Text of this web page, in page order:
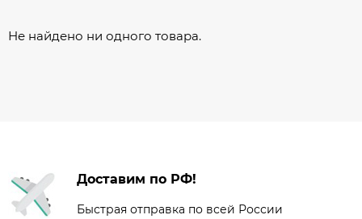
Не найдено ни одного товара.
Доставим по РФ!
Быстрая отправка по всей России